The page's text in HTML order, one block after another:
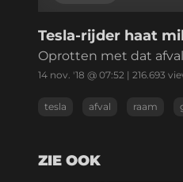
Link kopiëren
Tesla-rijder haat
Oprotten met dat afval
14 nov. '18 @ 07:52 | 216.693
tesla afval raam
ZIE OOK